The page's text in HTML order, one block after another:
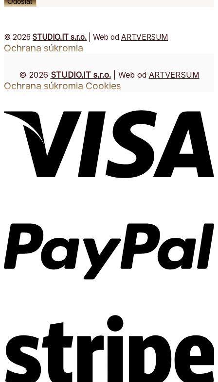
© 2026 STUDIO.IT s.r.o. | Web od ARTVERSUM
Ochrana súkromia
© 2026 STUDIO.IT s.r.o.| Web od ARTVERSUM
Ochrana súkromia Cookies